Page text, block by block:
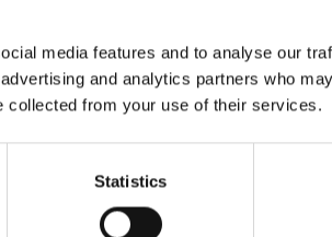
media features and to analyse our
and analytics partners who
collected from your use of their services.
Statistics
Flame heater
45,00
54,45
In huurmandje